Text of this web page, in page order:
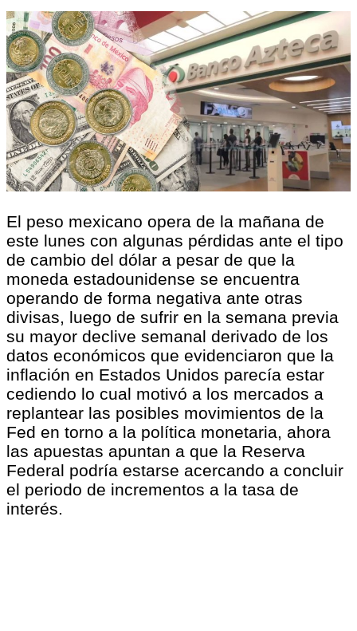
El peso mexicano opera de la mañana de
este lunes con algunas pérdidas ante el tipo
de cambio del dólar a pesar de que la
moneda estadounidense se encuentra
operando de forma negativa ante otras
divisas, luego de sufrir en la semana previa
su mayor declive semanal derivado de los
datos económicos que evidenciaron que la
inflación en Estados Unidos parecía estar
cediendo lo cual motivó a los mercados a
replantear las posibles movimientos de la
Fed en torno a la política monetaria, ahora
las apuestas apuntan a que la Reserva
Federal podría estarse acercando a concluir
el periodo de incrementos a la tasa de
interés.